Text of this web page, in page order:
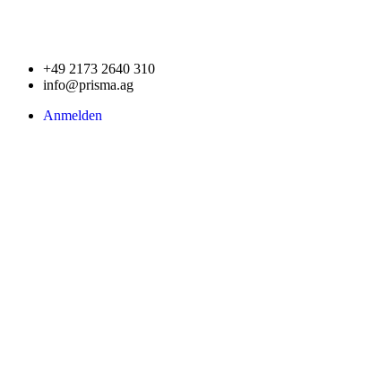
+49 2173 2640 310
info@prisma.ag
Anmelden